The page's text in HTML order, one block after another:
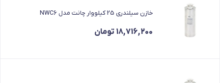
خازن سیلندری 25 کیلووار چانت مدل NWC6
18,716,200 تومان